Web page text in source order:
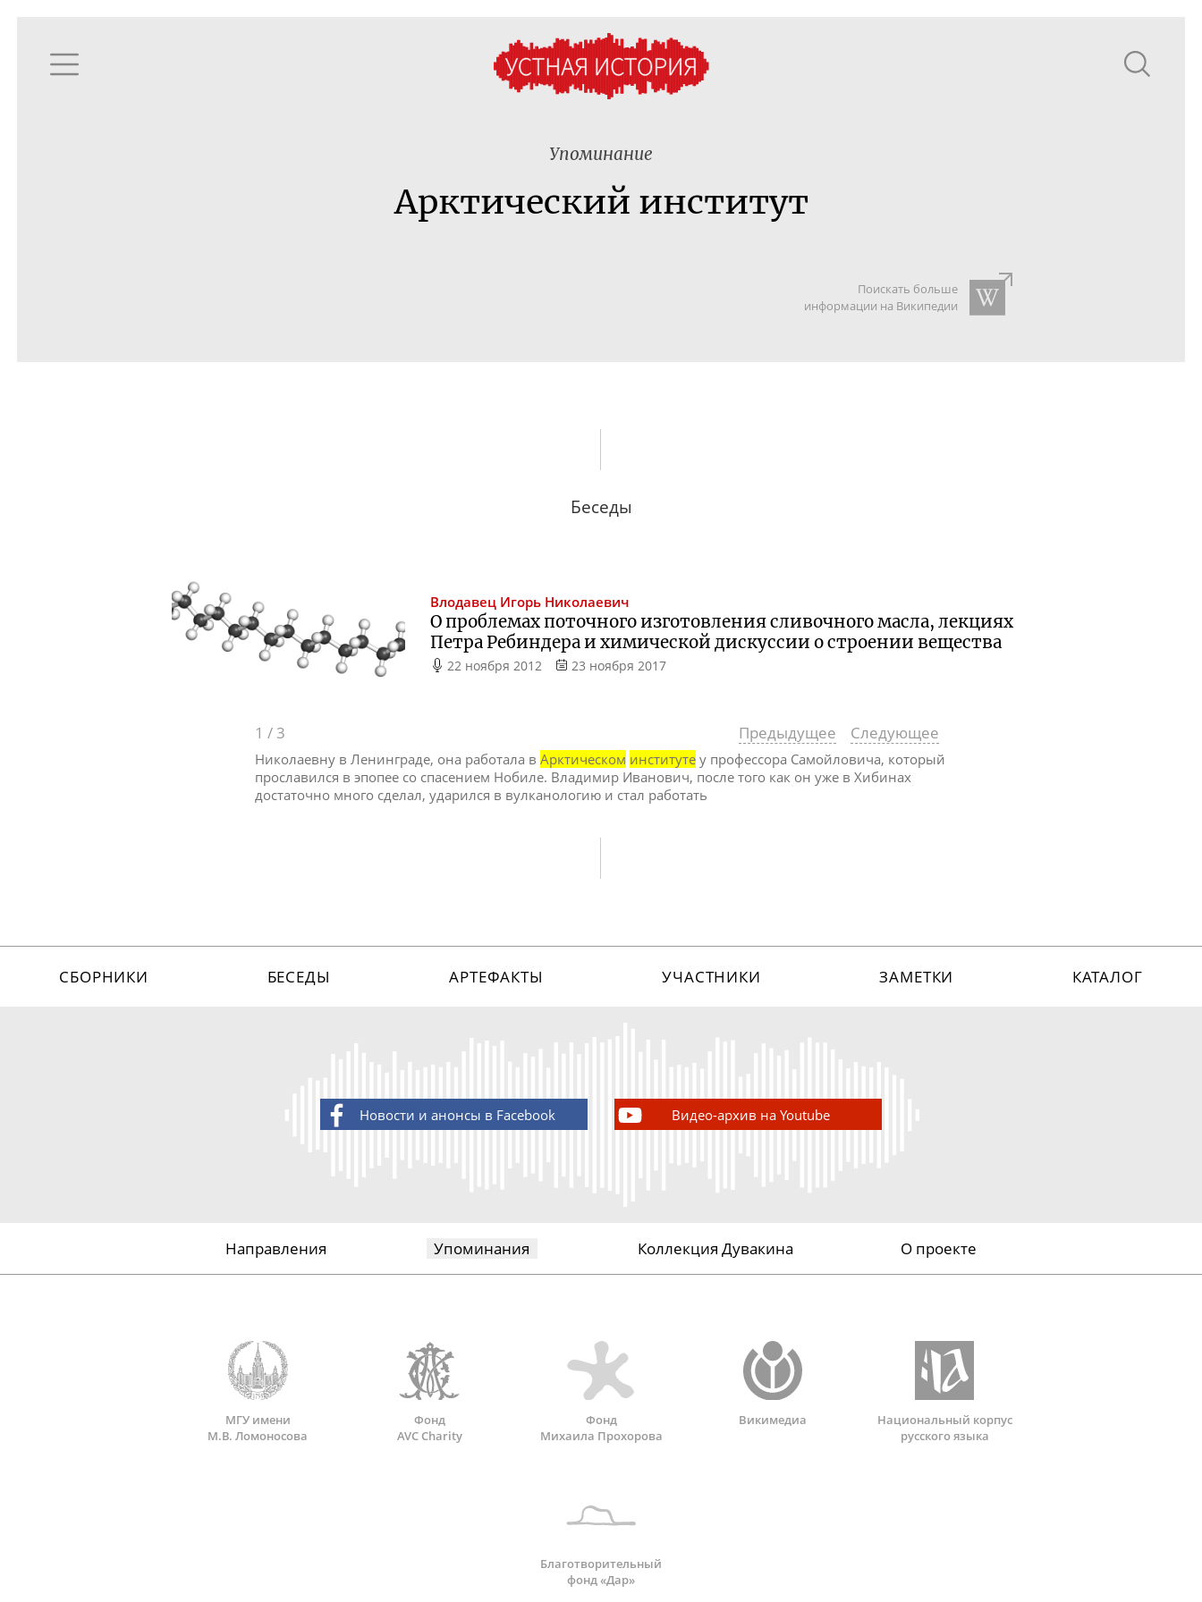
Упоминание
Арктический институт
Поискать больше
информации на Википедии
Беседы
Влодавец Игорь Николаевич
О проблемах поточного изготовления сливочного масла, лекциях
Петра Ребиндера и химической дискуссии о строении вещества
22 ноября 2012 23 ноября 2017
1 / 3 Предыдущее Следующее
Николаевну в Ленинграде, она работала вАрктическом институте у профессора Самойловича, который
прославился в эпопее со спасением Нобиле. Владимир Иванович, после того как он уже в Хибинах
достаточно много сделал, ударился в вулканологию и стал работать
СБОРНИКИ БЕСЕДЫ АРТЕФАКТЫ УЧАСТНИКИ ЗАМЕТКИ КАТАЛОГ
Новости и анонсы в Facebook Видео-архив на Youtube
Направления Упоминания Коллекция Дувакина О проекте
МГУ имени
М.В. Ломоносова
Фонд
AVC Charity
Фонд
Михаила Прохорова
Викимедиа
Национальный корпус
русского языка
Благотворительный
фонд «Дар»